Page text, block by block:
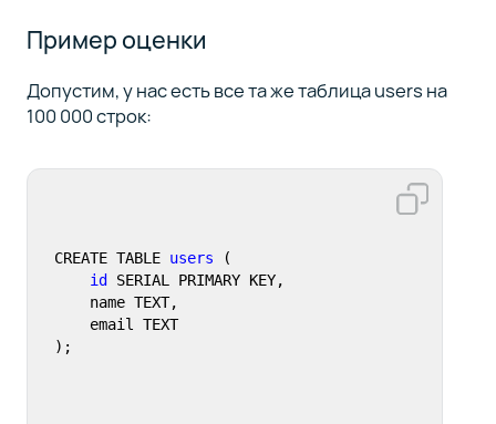
Пример оценки
Допустим, у нас есть все та же таблица users на
100 000 строк:
CREATE TABLE users (
id
SERIAL PRIMARY KEY,
);